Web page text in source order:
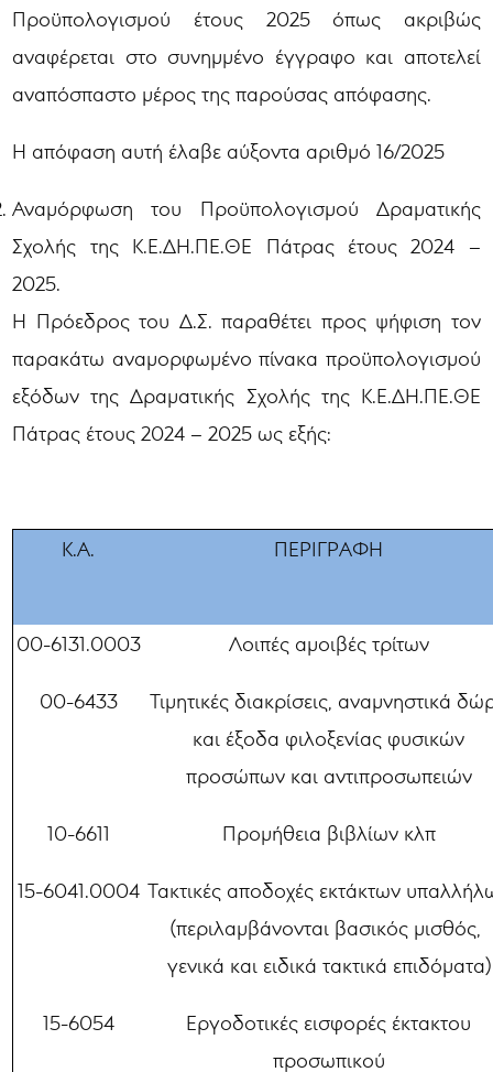
Προϋπολογισμού έτους 2025 όπως ακριβώς
αναφέρεται στο συνημμένο έγγραφο και αποτελεί
αναπόσπαστο μέρος της παρούσας απόφασης.
Η απόφαση αυτή έλαβε αύξοντα αριθμό 16/2025
Αναμόρφωση του Προϋπολογισμού Δραματικής
Σχολής της Κ.Ε.ΔΗ.ΠΕ.ΘΕ Πάτρας έτους 2024 –
2025.
Η Πρόεδρος του Δ.Σ. παραθέτει προς ψήφιση τον
παρακάτω αναμορφωμένο πίνακα προϋπολογισμού
εξόδων της Δραματικής Σχολής της Κ.Ε.ΔΗ.ΠΕ.ΘΕ
Πάτρας έτους 2024 – 2025 ως εξής:
Κ.Α. ΠΕΡΙΓΡΑΦΗ
00-6131.0003 Λοιπές αμοιβές τρίτων
00-6433
Τιμητικές διακρίσεις, αναμνηστικά
και έξοδα φιλοξενίας φυσικών
προσώπων και αντιπροσωπειών
10-6611 Προμήθεια βιβλίων κλπ
15-6041.0004 Τακτικές αποδοχές εκτάκτων
(περιλαμβάνονται βασικός μισθός,
γενικά και ειδικά τακτικά επιδόματα)
15-6054
Εργοδοτικές εισφορές έκτακτου
προσωπικού